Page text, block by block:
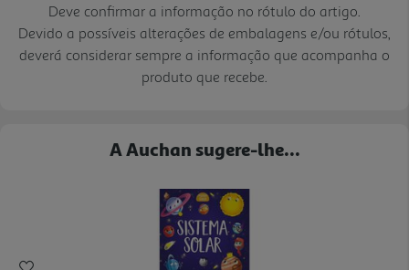
Deve confirmar a informação no rótulo do artigo.
Devido a possíveis alterações de embalagens e/ou rótulos,
deverá considerar sempre a informação que acompanha o
produto que recebe.
A Auchan sugere-lhe...